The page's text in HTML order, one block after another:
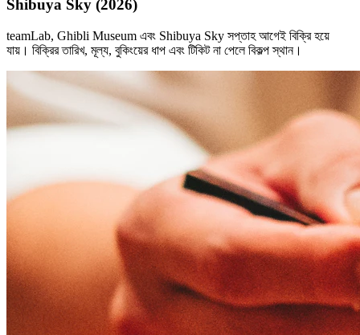
Shibuya Sky (2026)
teamLab, Ghibli Museum এবং Shibuya Sky সপ্তাহ আগেই বিক্রি হয়ে
যায়। বিক্রির তারিখ, মূল্য, বুকিংয়ের ধাপ এবং টিকিট না পেলে বিকল্প স্থান।